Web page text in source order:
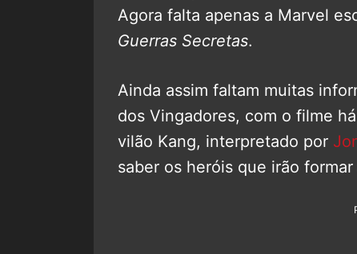
Agora falta apenas a Marvel
Guerras Secretas.
Ainda assim faltam muitas
dos Vingadores, com o filme
vilão Kang, interpretado por
saber os heróis que irão